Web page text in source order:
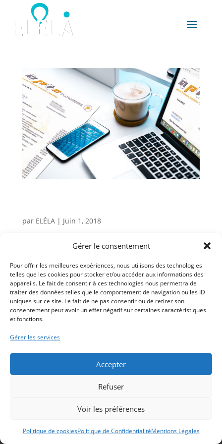
Gérer le consentement
Pour offrir les meilleures expériences, nous utilisons des technologies
telles que les cookies pour stocker et/ou accéder aux informations des
appareils. Le fait de consentir à ces technologies nous permettra de
traiter des données telles que le comportement de navigation ou les ID
uniques sur ce site. Le fait de ne pas consentir ou de retirer son
consentement peut avoir un effet négatif sur certaines caractéristiques
et fonctions.
Gérer les services
Accepter
Refuser
Voir les préférences
Politique de cookiesPolitique de ConfidentialitéMentions Légales
par ELÉLA| Juin 1, 2018
APIC Plomberie – Suivi d’affaires et assistance
Refonte du Site Internet 4R System - Refonte du
Site Internet → ← suivant précédent → CLIENT
APIC Plomberie Artisan Installateur spécialisé
en...
Mentions Légales
Politique de cookies (UE)
par ELÉLA